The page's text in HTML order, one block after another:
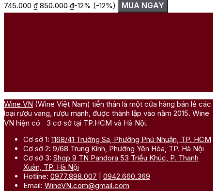
745.000 ₫ 850.000₫-12% (-12%) MUA NGAY
Wine VN (Wine Việt Nam) tiền thân là một cửa hàng bán lẻ các
loại rượu vang, rượu mạnh, được thành lập vào năm 2015. Wine
VN hiện có 3 cơ sở tại TP.HCM và Hà Nội.
Cơ sở 1: 1168/41 Trường Sa, Phường Phú Nhuận, TP. HCM
Cơ sở 2: 9/68 Trung Kính, Phường Yên Hòa, TP. Hà Nội
Cơ sở 3: Shop 9 TN Pandora 53 Triều Khúc, P. Thanh
Xuân, TP. Hà Nội
Hotline: 0977.898.007
0942.660.369
Email: WineVN.com@gmail.com